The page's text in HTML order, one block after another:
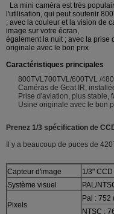
La mini caméra est très
l'utilisation, qui peut soutenir
; avec la couleur et la vision de
image sur votre écran,
également la nuit ; avec la prise
originale avec le bon prix
Caractéristiques principales
800TVL700TVL/600TVL /
Caméras de Geat IR,
Prise d'aviation, plus stable,
Usine originale avec le bon
Prenez 1/3 spécification de
Il y a beaucoup de puces de
Capteur d'image
1/3"
Système visuel
PAL/
Pixels
Pal : 752
NTSC :